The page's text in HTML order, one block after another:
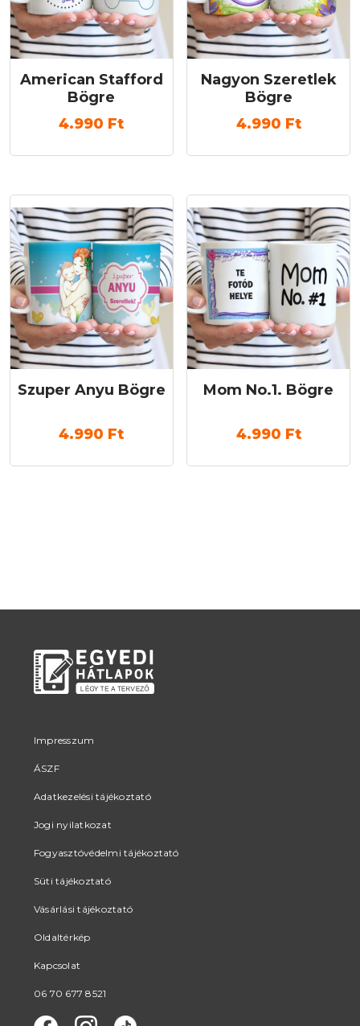
American Stafford
Bögre
4.990 Ft
Nagyon Szeretlek
Bögre
4.990 Ft
Szuper Anyu Bögre
4.990 Ft
Mom No.1. Bögre
4.990 Ft
Impresszum
ÁSZF
Adatkezelési tájékoztató
Jogi nyilatkozat
Fogyasztóvédelmi tájékoztató
Süti tájékoztató
Vásárlási tájékoztató
Oldaltérkép
Kapcsolat
06 70 677 8521